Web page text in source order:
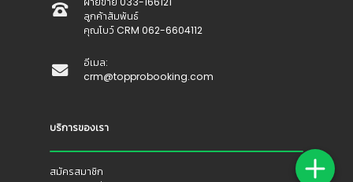
ลูกค้าสัมพันธ์
คุณโบว์ CRM 062-6604112
อีเมล:
crm@topprobooking.com
บริการของเรา
สมัครสมาชิก